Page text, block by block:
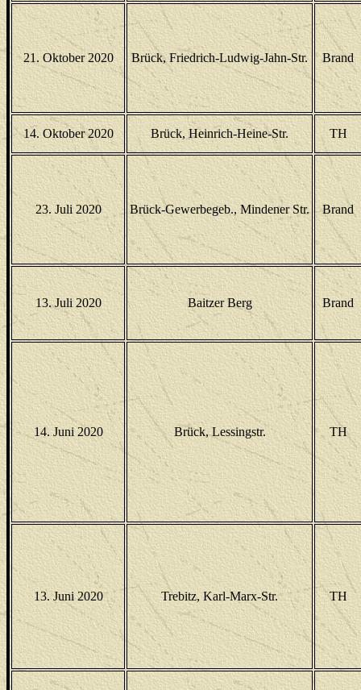
21. Oktober 2020 Brück, Friedrich-Ludwig-Jahn-Str. Brand
14. Oktober 2020 Brück, Heinrich-Heine-Str. TH
23. Juli 2020 Brück-Gewerbegeb., Mindener Str. Brand
13. Juli 2020 Baitzer Berg Brand
14. Juni 2020 Brück, Lessingstr. TH
13. Juni 2020 Trebitz, Karl-Marx-Str. TH